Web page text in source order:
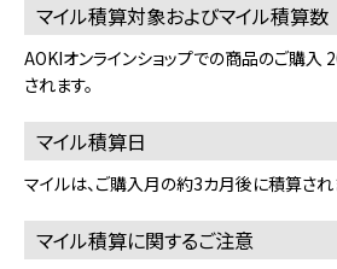
マイル積算対象およびマイル積算数
AOKIオンラインショップでの商品のご購入
されます。
マイル積算日
マイルは、ご購入月の約3カ月後に積算され
マイル積算に関するご注意